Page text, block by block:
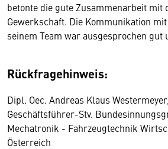
betonte die gute Zusammenarbeit mit
Gewerkschaft. Die Kommunikation
seinem Team war ausgesprochen
Rückfragehinweis:
Dipl. Oec. Andreas Klaus
Geschäftsführer-Stv.
Mechatronik - Fahrzeugtechnik
Österreich